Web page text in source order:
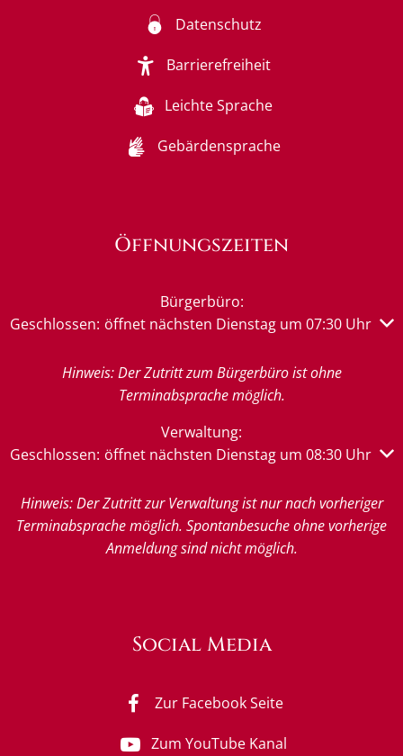
Datenschutz
Barrierefreiheit
Leichte Sprache
Gebärdensprache
Öffnungszeiten
Bürgerbüro:
Klicken, um weitere Öffnungs- oder Schließzeiten
Geschlossen: öffnet nächsten Dienstag um 07:30 Uhr
Hinweis: Der Zutritt zum Bürgerbüro ist ohne
Terminabsprache möglich.
Verwaltung:
Klicken, um weitere Öffnungs- oder Schließzeiten
Geschlossen: öffnet nächsten Dienstag um 08:30 Uhr
Hinweis: Der Zutritt zur Verwaltung ist nur nach vorheriger
Terminabsprache möglich. Spontanbesuche ohne vorherige
Anmeldung sind nicht möglich.
Social Media
Zur Facebook Seite
Zum YouTube Kanal